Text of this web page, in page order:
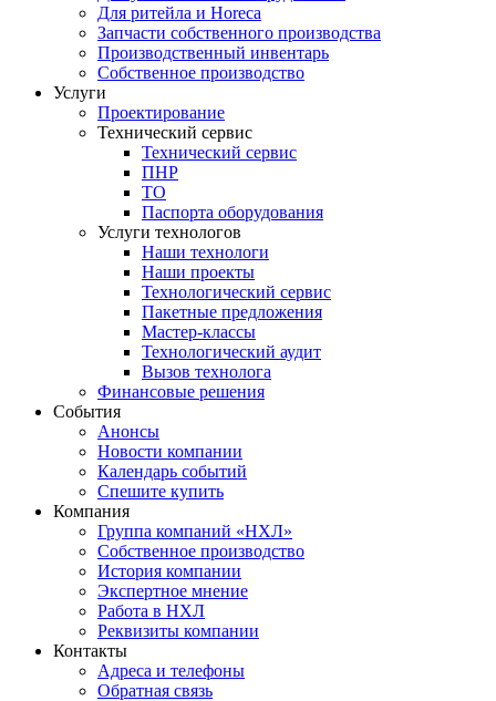
Для ритейла и Horeca
Запчасти собственного производства
Производственный инвентарь
Собственное производство
Услуги
Проектирование
Технический сервис
Технический сервис
ПНР
ТО
Паспорта оборудования
Услуги технологов
Наши технологи
Наши проекты
Технологический сервис
Пакетные предложения
Мастер-классы
Технологический аудит
Вызов технолога
Финансовые решения
События
Анонсы
Новости компании
Календарь событий
Спешите купить
Компания
Группа компаний «НХЛ»
Собственное производство
История компании
Экспертное мнение
Работа в НХЛ
Реквизиты компании
Контакты
Адреса и телефоны
Обратная связь